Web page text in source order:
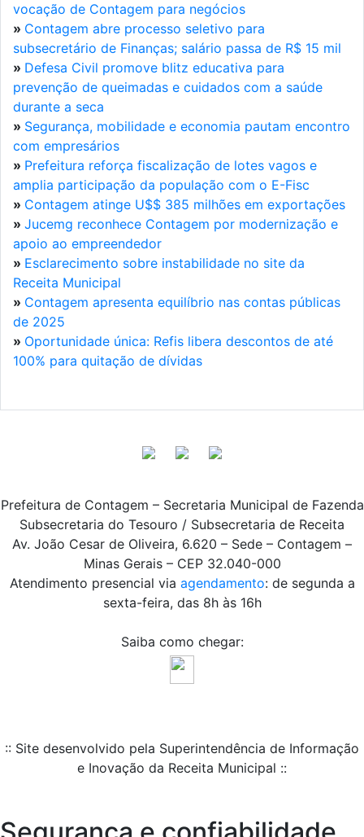
vocação de Contagem para negócios
» Contagem abre processo seletivo para
subsecretário de Finanças; salário passa de R$ 15 mil
» Defesa Civil promove blitz educativa para
prevenção de queimadas e cuidados com a saúde
durante a seca
» Segurança, mobilidade e economia pautam encontro
com empresários
» Prefeitura reforça fiscalização de lotes vagos e
amplia participação da população com o E-Fisc
» Contagem atinge U$$ 385 milhões em exportações
» Jucemg reconhece Contagem por modernização e
apoio ao empreendedor
» Esclarecimento sobre instabilidade no site da
Receita Municipal
» Contagem apresenta equilíbrio nas contas públicas
de 2025
» Oportunidade única: Refis libera descontos de até
100% para quitação de dívidas
Prefeitura de Contagem – Secretaria Municipal de Fazenda
Subsecretaria do Tesouro / Subsecretaria de Receita
Av. João Cesar de Oliveira, 6.620 – Sede – Contagem –
Minas Gerais – CEP 32.040-000
Atendimento presencial via agendamento: de segunda a
sexta-feira, das 8h às 16h
Saiba como chegar:
:: Site desenvolvido pela Superintendência de Informação
e Inovação da Receita Municipal ::